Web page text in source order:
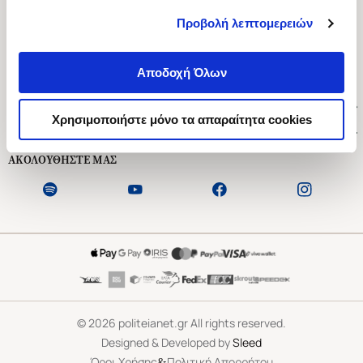
Προβολή λεπτομερειών
Αποδοχή Όλων
Χρησιμοποιήστε μόνο τα απαραίτητα cookies
Ασκληπιού 1-3, Αθήνα 106 79
Δευτέρα - Παρασκευή 09:00-21:00
Εξυπηρέτηση Πελατών
ΑΚΟΛΟΥΘΗΣΤΕ ΜΑΣ
©2026 politeianet.gr All rights reserved.
Designed & Developed bySleed